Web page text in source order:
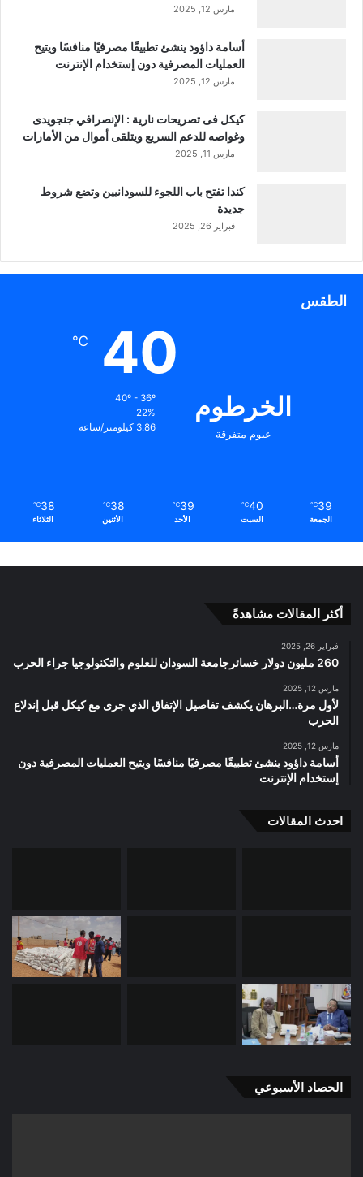
مارس 12, 2025
أسامة داؤود ينشئ تطبيقًا مصرفيًا منافسًا ويتيح
العمليات المصرفية دون إستخدام الإنترنت
مارس 12, 2025
كيكل فى تصريحات نارية : الإنصرافي جنجويدى
وغواصه للدعم السريع ويتلقى أموال من الأمارات
مارس 11, 2025
كندا تفتح باب اللجوء للسودانيين وتضع شروط
جديدة
فبراير 26, 2025
الطقس
الخرطوم
غيوم متفرقة
40
℃
40º - 36º
22%
3.86 كيلومتر/ساعة
39
℃
الجمعة
40
℃
السبت
39
℃
الأحد
38
℃
الأثنين
38
℃
الثلاثاء
أكثر المقالات مشاهدةً
فبراير 26, 2025
260 مليون دولار خسائرجامعة السودان للعلوم والتكنولوجيا جراء الحرب
مارس 12, 2025
لأول مرة…البرهان يكشف تفاصيل الإتفاق الذي جرى مع كيكل قبل إندلاع
الحرب
مارس 12, 2025
أسامة داؤود ينشئ تطبيقًا مصرفيًا منافسًا ويتيح العمليات المصرفية دون
إستخدام الإنترنت
احدث المقالات
الحصاد الأسبوعي